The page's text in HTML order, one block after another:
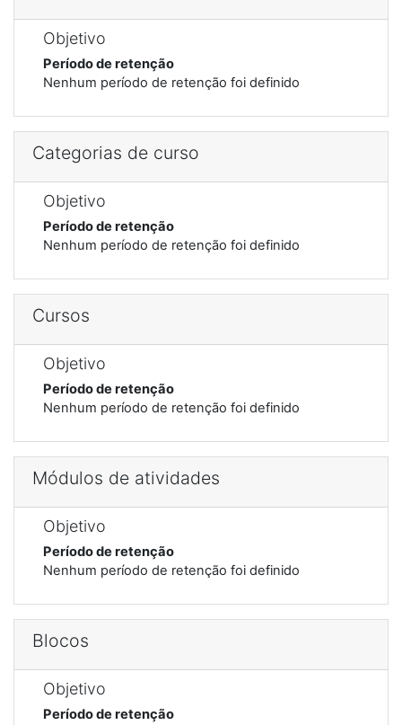
Objetivo
Período de retenção
Nenhum período de retenção foi definido
Categorias de curso
Objetivo
Período de retenção
Nenhum período de retenção foi definido
Cursos
Objetivo
Período de retenção
Nenhum período de retenção foi definido
Módulos de atividades
Objetivo
Período de retenção
Nenhum período de retenção foi definido
Blocos
Objetivo
Período de retenção